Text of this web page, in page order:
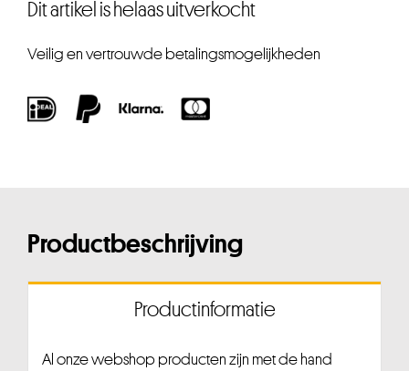
Dit artikel is helaas uitverkocht
Veilig en vertrouwde betalingsmogelijkheden
Productbeschrijving
Productinformatie
Al onze webshop producten zijn met de hand